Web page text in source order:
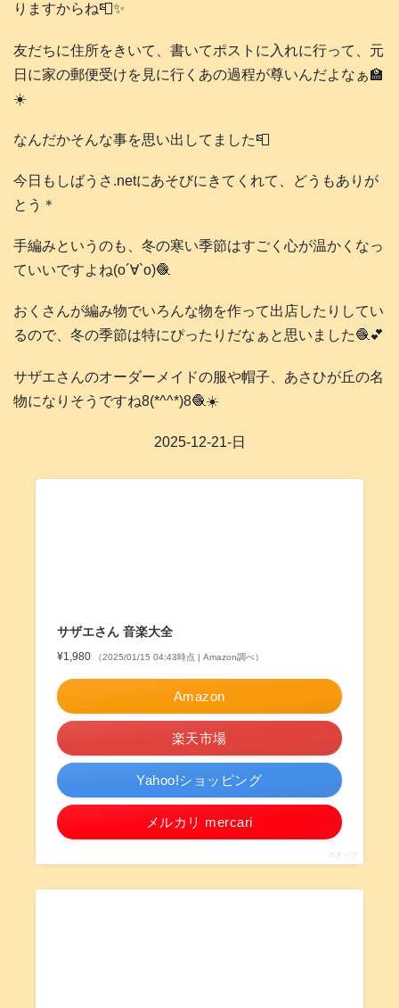
りますからね📮✨️
友だちに住所をきいて、書いてポストに入れに行って、元
日に家の郵便受けを見に行くあの過程が尊いんだよなぁ🏫
☀️
なんだかそんな事を思い出してました📮
今日もしばうさ.netにあそびにきてくれて、どうもありが
とう＊
手編みというのも、冬の寒い季節はすごく心が温かくなっ
ていいですよね(о´∀`о)🧶
おくさんが編み物でいろんな物を作って出店したりしてい
るので、冬の季節は特にぴったりだなぁと思いました🧶💕
サザエさんのオーダーメイドの服や帽子、あさひが丘の名
物になりそうですね8(*^^*)8🧶☀️
2025-12-21-日
サザエさん 音楽大全
¥1,980 （2025/01/15 04:43時点 | Amazon調べ）
Amazon
楽天市場
Yahoo!ショッピング
メルカリ mercari
ポチップ